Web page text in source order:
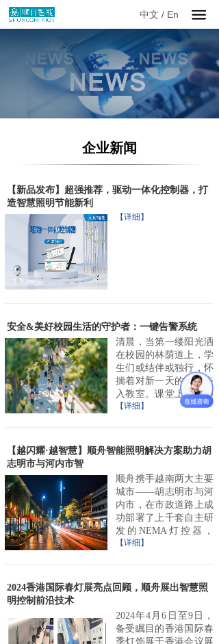
中文 / En
企业新闻
【新品发布】超强推荐，驱动一体化控制器，打
造智慧照明节能新利
【详细】
安全&美好校园生活的守护者：一键告警系统
清晨，当第一缕阳光洒
在校园的林荫道上，学
生们或结伴或独行，怀
揣着对新一天的期待步
入教室。课堂上，老师
【详细】
【越闪耀·越智慧】顺舟智能照明解决方案助力胡
志明市与河内市智
顺舟携手越南两大主要
城市——胡志明市与河
内市，在市政道路上成
功部署了上千套自主研
发的NEMA灯控器，
【详细】
2024香港国际春灯展亮点回顾，顺舟展出智慧照
明控制前沿技术
2024年4月6日至9日，
备受瞩目的香港国际春
季灯饰展于香港会议展